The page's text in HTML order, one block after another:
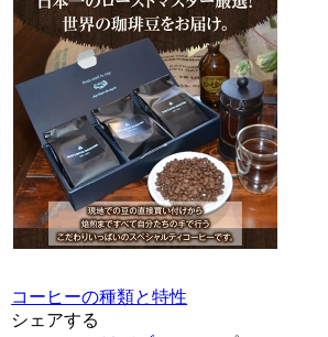
コーヒーの種類と特性
シェアする